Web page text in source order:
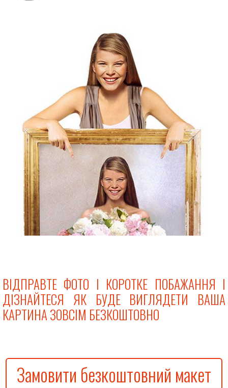
ВІДПРАВТЕ ФОТО І КОРОТКЕ ПОБАЖАННЯ І
ДІЗНАЙТЕСЯ ЯК БУДЕ ВИГЛЯДЕТИ ВАША
КАРТИНА ЗОВСІМ БЕЗКОШТОВНО
Замовити безкоштовний макет